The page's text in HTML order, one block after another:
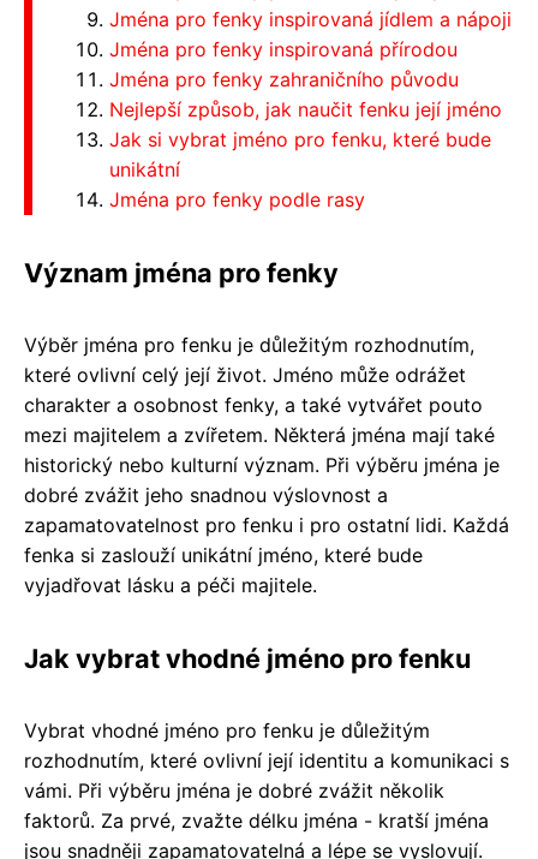
Jména pro fenky inspirovaná jídlem a nápoji
Jména pro fenky inspirovaná přírodou
Jména pro fenky zahraničního původu
Nejlepší způsob, jak naučit fenku její jméno
Jak si vybrat jméno pro fenku, které bude
unikátní
Jména pro fenky podle rasy
Význam jména pro fenky
Výběr jména pro fenku je důležitým rozhodnutím,
které ovlivní celý její život. Jméno může odrážet
charakter a osobnost fenky, a také vytvářet pouto
mezi majitelem a zvířetem. Některá jména mají také
historický nebo kulturní význam. Při výběru jména je
dobré zvážit jeho snadnou výslovnost a
zapamatovatelnost pro fenku i pro ostatní lidi. Každá
fenka si zaslouží unikátní jméno, které bude
vyjadřovat lásku a péči majitele.
Jak vybrat vhodné jméno pro fenku
Vybrat vhodné jméno pro fenku je důležitým
rozhodnutím, které ovlivní její identitu a komunikaci s
vámi. Při výběru jména je dobré zvážit několik
faktorů. Za prvé, zvažte délku jména - kratší jména
jsou snadněji zapamatovatelná a lépe se vyslovují.